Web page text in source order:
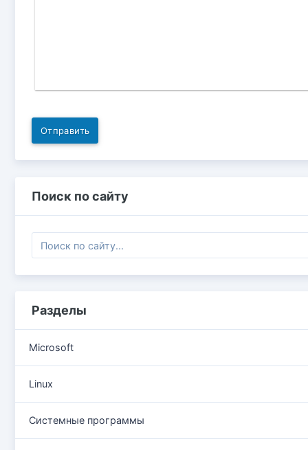
Отправить
Поиск по сайту
Разделы
Microsoft
Linux
Системные программы